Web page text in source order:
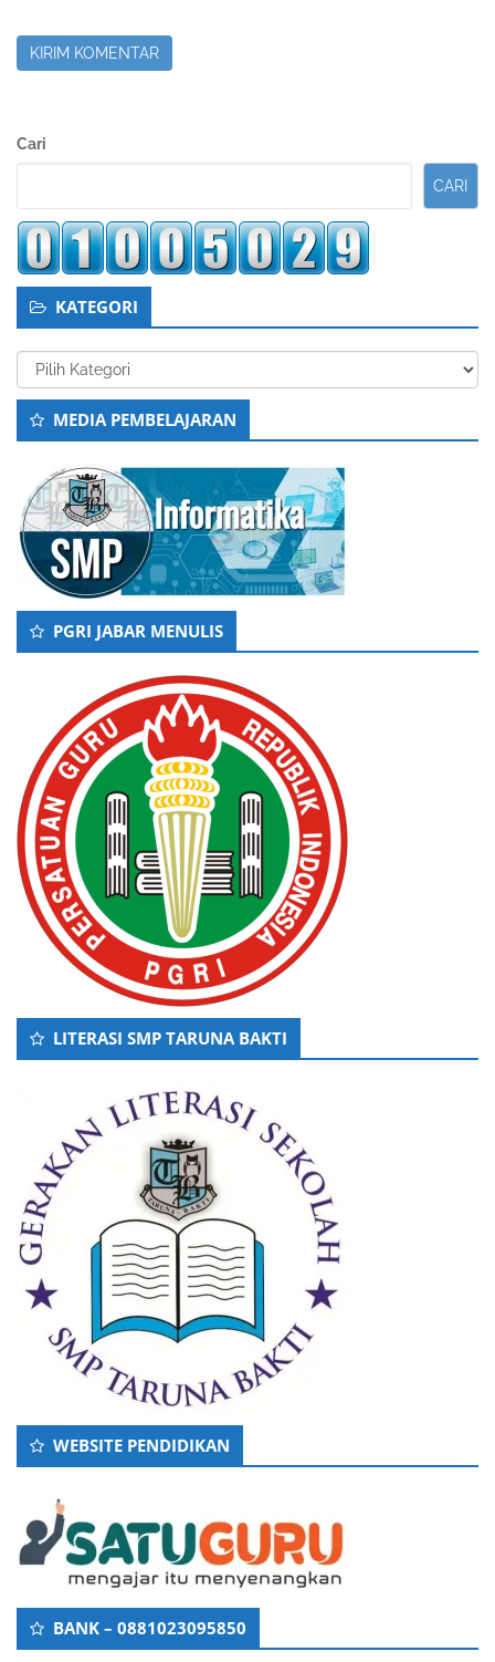
Sidebar
Cari
CARI
KATEGORI
Kategori
MEDIA PEMBELAJARAN
PGRI JABAR MENULIS
LITERASI SMP TARUNA BAKTI
WEBSITE PENDIDIKAN
BANK – 0881023095850